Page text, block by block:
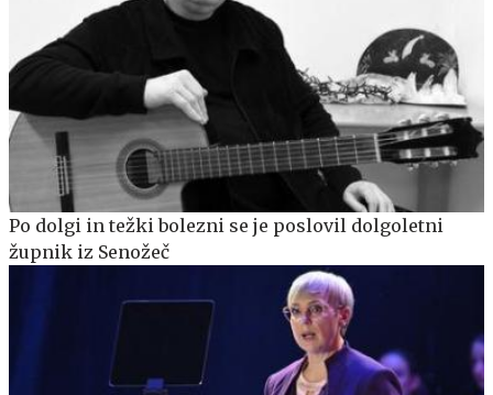
Po dolgi in težki bolezni se je poslovil dolgoletni
župnik iz Senožeč